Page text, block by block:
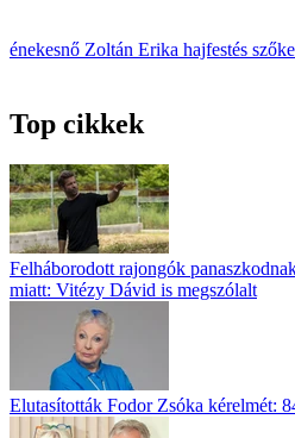
énekesnő Zoltán Erika hajfestés
Top cikkek
Felháborodott rajongók
miatt: Vitézy Dávid is megszólalt
Elutasították Fodor Zsóka kérelmét: